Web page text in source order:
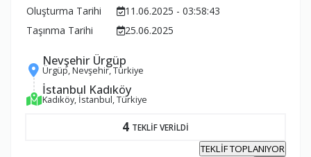
Oluşturma Tarihi
11.06.2025 - 03:58:43
Taşınma Tarihi
25.06.2025
Nevşehir Ürgüp
Ürgüp, Nevşehir, Türkiye
İstanbul Kadıköy
Kadıköy, İstanbul, Türkiye
4 TEKLİF VERİLDİ
TEKLİF TOPLANIYOR